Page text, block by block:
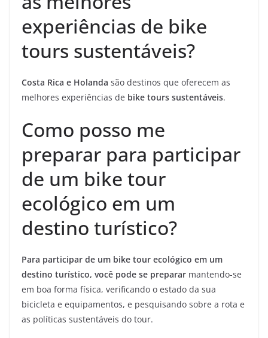
experiências de bike
tours sustentáveis?
Costa Rica e Holanda são destinos que oferecem as
melhores experiências de bike tours sustentáveis.
Como posso me
preparar para participar
de um bike tour
ecológico em um
destino turístico?
Para participar de um bike tour ecológico em um
destino turístico, você pode se preparar mantendo-se
em boa forma física, verificando o estado da sua
bicicleta e equipamentos, e pesquisando sobre a rota e
as políticas sustentáveis do tour.